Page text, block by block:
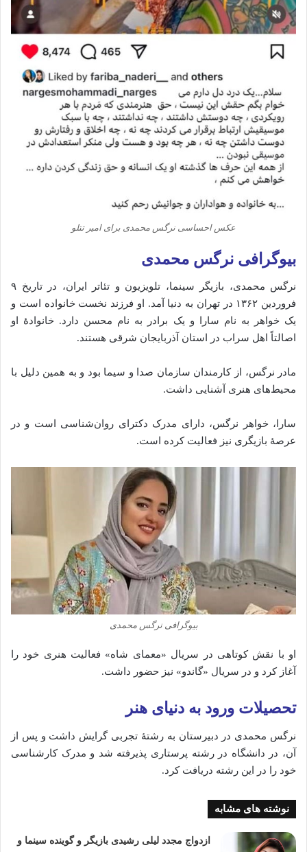
عکس احساسی نرگس محمدی برای امیر تتلو
بیوگرافی نرگس محمدی
نرگس محمدی، بازیگر سینما، تلویزیون و تئاتر ایران، درتاریخ ۹
فروردین ۱۳۶۲ درتهران به دنیا آمد. او فرزند نخستخانواده است و
یکخواهر به نام سارا و یک برادر به نام محسن دارد. خانوادهٔ
او
اصالتاً
اهل سراب در استان آذربایجان شرقی هستند.
مادر نرگس، ازکارمندان سازمان صدا و سیما بود و به همین دلیل با
محیط‌های هنری آشنایی داشت.
سارا،خواهر نرگس، دارای مدرک دکترای روان‌شناسی است و در
عرصهٔ بازیگری نیز فعالیتکرده است.
بیوگرافی نرگس محمدی
او با نقشکوتاهی در سریال «معمای شاه» فعالیت هنری خود را
آغازکرد و در سریال «گاندو» نیز حضور داشت.
تحصیلات ورود به دنیای هنر
نرگس محمدی در دبیرستان بهرشتهٔ تجربیگرایش داشت و پس
از
آن، در دانشگاه دررشته پرستاری پذیرفته شد و مدرککارشناسی
خود را در این رشته دریافتکرد.
نوشته های مشابه
ازدواج مجدد لیلی رشیدی بازیگر و گوینده سینما و